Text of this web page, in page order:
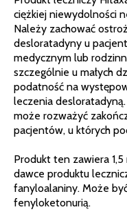
ciężkiej niewydolności
Należy zachować
desloratadyny u
medycznym lub
szczególnie u małych
podatność na
leczenia
może rozważyć
pacjentów, u których
Produkt ten zawiera
dawce produktu
fanyloalaniny. Może
fenyloketonurią.